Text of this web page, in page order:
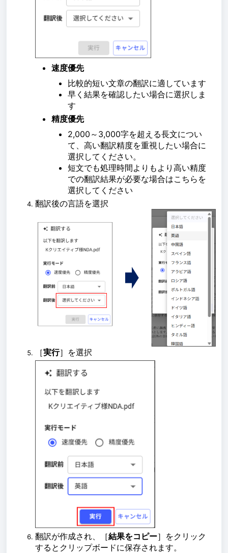
速度優先
比較的短い文章の翻訳に適しています
早く結果を確認したい場合に選択しま
す
精度優先
2,000～3,000字を超える長文につい
て、高い翻訳精度を重視したい場合に
選択してください。
短文でも処理時間よりもより高い精度
での翻訳結果が必要な場合はこちらを
選択してください
翻訳後の言語を選択
［実行］を選択
翻訳が作成され、［結果をコピー］をクリック
するとクリップボードに保存されます。